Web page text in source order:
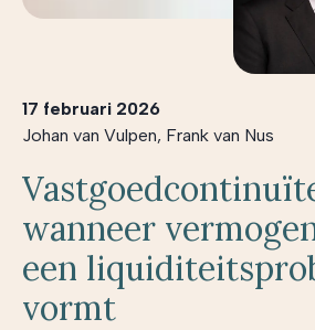
17 februari 2026
Johan van Vulpen, Frank van Nus
wanneer
een
vormt